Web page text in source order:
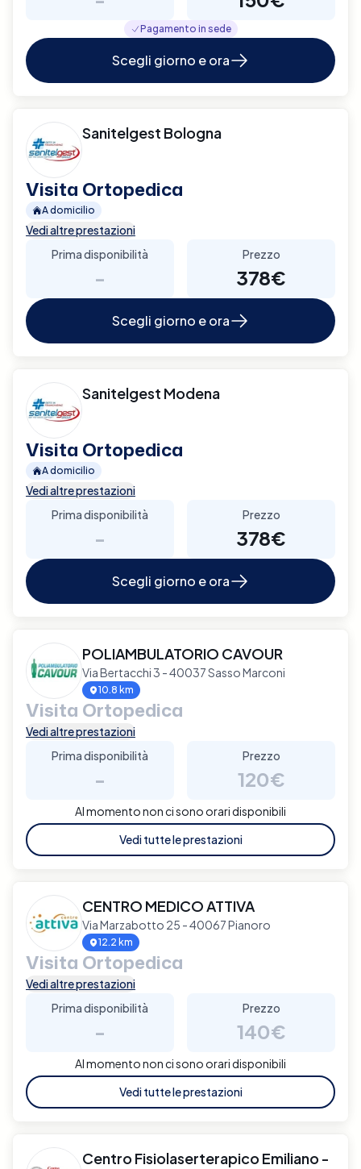
Pagamento in sede
Scegli giorno e ora
Sanitelgest Bologna
Visita Ortopedica
A domicilio
Vedi altre prestazioni
Prima disponibilità
-
Prezzo
378€
Scegli giorno e ora
Sanitelgest Modena
Visita Ortopedica
A domicilio
Vedi altre prestazioni
Prima disponibilità
-
Prezzo
378€
Scegli giorno e ora
POLIAMBULATORIO CAVOUR
Via Bertacchi 3 - 40037 Sasso Marconi
10.8 km
Visita Ortopedica
Vedi altre prestazioni
Prima disponibilità
-
Prezzo
120€
Al momento non ci sono orari disponibili
Vedi tutte le prestazioni
CENTRO MEDICO ATTIVA
Via Marzabotto 25 - 40067 Pianoro
12.2 km
Visita Ortopedica
Vedi altre prestazioni
Prima disponibilità
-
Prezzo
140€
Al momento non ci sono orari disponibili
Vedi tutte le prestazioni
Centro Fisiolaserterapico Emiliano -